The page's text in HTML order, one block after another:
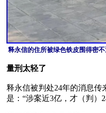
释永信的住所被绿色铁皮围得密
量刑太轻了
释永信被判处24年的消息
是：“涉案近3亿，才（判）